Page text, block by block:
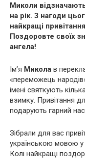
Миколи
на рік. З нагоди
найкращі
Поздоровте своїх
ангела!
Ім’я Микола в
«переможець
імені святкують
взимку. Привітання
подарують гарний
Зібрали для вас
українською мовою у
Колі найкращі